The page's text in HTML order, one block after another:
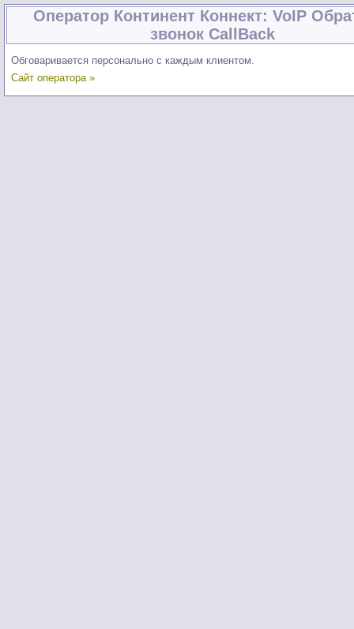
Оператор Континент Коннект: VoIP
звонок CallBack
Обговаривается персонально с каждым клиентом.
Сайт оператора »